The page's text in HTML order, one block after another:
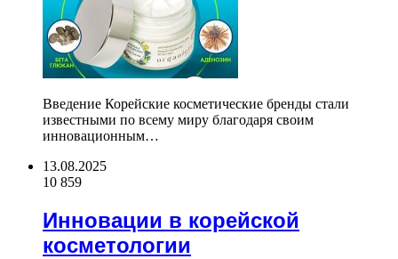
Введение Корейские косметические бренды стали
известными по всему миру благодаря своим
инновационным…
13.08.2025
10 859
Инновации в корейской
косметологии